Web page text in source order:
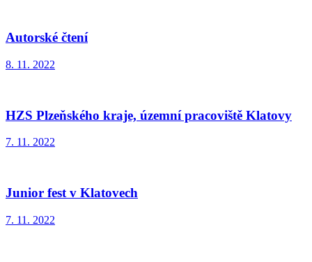
Autorské čtení
8. 11. 2022
HZS Plzeňského kraje, územní pracoviště Klatovy
7. 11. 2022
Junior fest v Klatovech
7. 11. 2022